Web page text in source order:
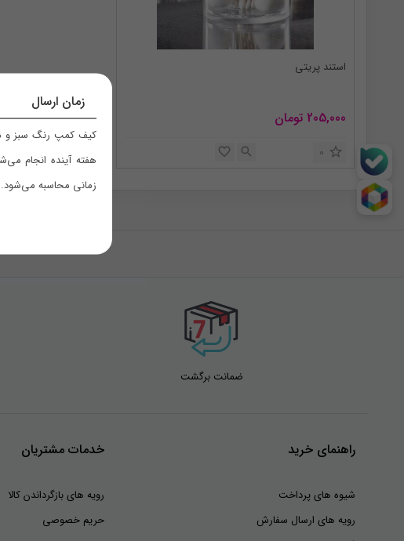
زمان ارسال
کیف کمپ رنگ سبز و
هفته آینده انجام
زمانی محاسبه می‌شود.
استند پریتی
205,000 تومان
0
ضمانت برگشت
راهنمای خرید
شیوه های پرداخت
رویه های ارسال سفارش
خدمات مشتریان
رویه های بازگرداندن کالا
حریم خصوصی